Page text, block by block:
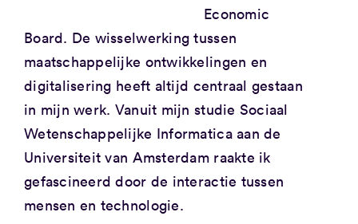
Economic
Board. De wisselwerking tussen
maatschappelijke ontwikkelingen en
digitalisering heeft altijd centraal gestaan
in mijn werk. Vanuit mijn studie Sociaal
Wetenschappelijke Informatica aan de
Universiteit van Amsterdam raakte ik
gefascineerd door de interactie tussen
mensen en technologie.